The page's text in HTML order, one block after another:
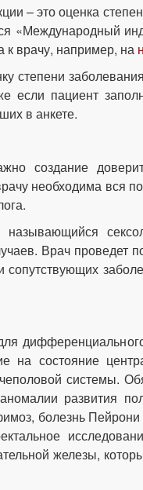
– это оценка
«Международный
врачу, например, на
степени
если пациент
в анкете.
создание
необходима вся
Врач проведет
на состояние
системы.
развития
болезнь
железы,